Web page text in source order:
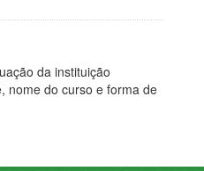
da instituição
nome do curso e forma de